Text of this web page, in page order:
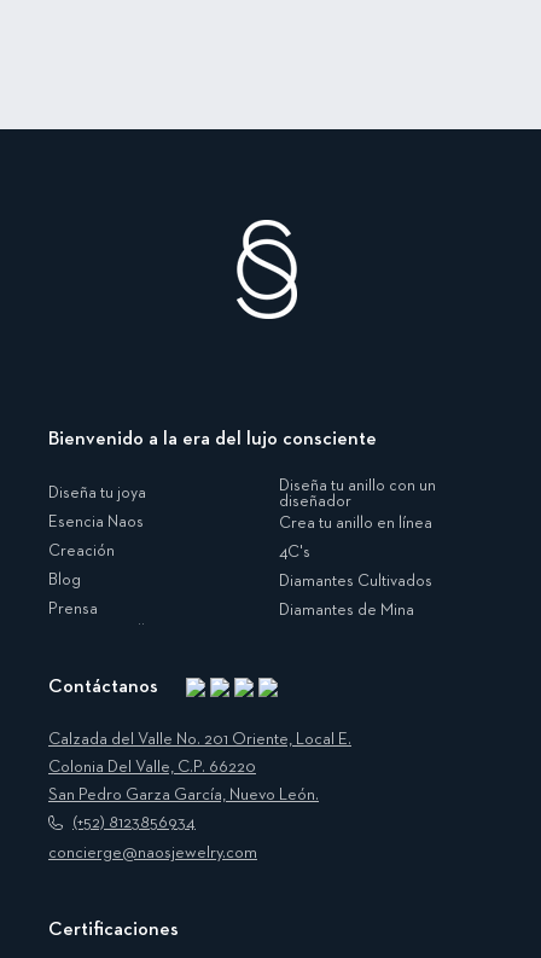
Bienvenido a la era del lujo consciente
Diseña tu joya
Esencia Naos
Creación
Blog
Prensa
Diseña tu anillo con un
diseñador
Crea tu anillo en línea
4C's
Diamantes Cultivados
Diamantes de Mina
Contáctanos
Instagram
Facebook
Translation
missing:
es.general.social.links.linkedin
Pinterest
Calzada del Valle No. 201 Oriente, Local E.
Colonia Del Valle, C.P. 66220
San Pedro Garza García, Nuevo León.
(+52) 8123856934
concierge@naosjewelry.com
Certificaciones